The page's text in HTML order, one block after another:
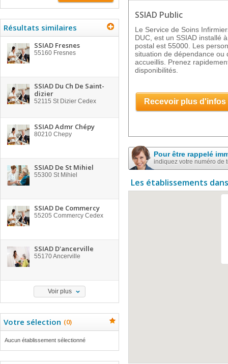
Résultats similaires
SSIAD Fresnes
55160 Fresnes
SSIAD Du Ch De Saint-
dizier
52115 St Dizier Cedex
SSIAD Admr Chépy
80210 Chepy
SSIAD De St Mihiel
55300 St Mihiel
SSIAD De Commercy
55205 Commercy Cedex
SSIAD D'ancerville
55170Ancerville
Voir plus
Votre sélection (0)
Aucun établissement sélectionné
SSIAD Public
Le Service de Soins
DUC, est un SSIAD installé
postal est 55000. Les
situation de dépendance ou
accueillis. Prenez
disponibilités.
Recevoir plus d'infos
Pour être rappelé
indiquez votre numéro de
Les établissements